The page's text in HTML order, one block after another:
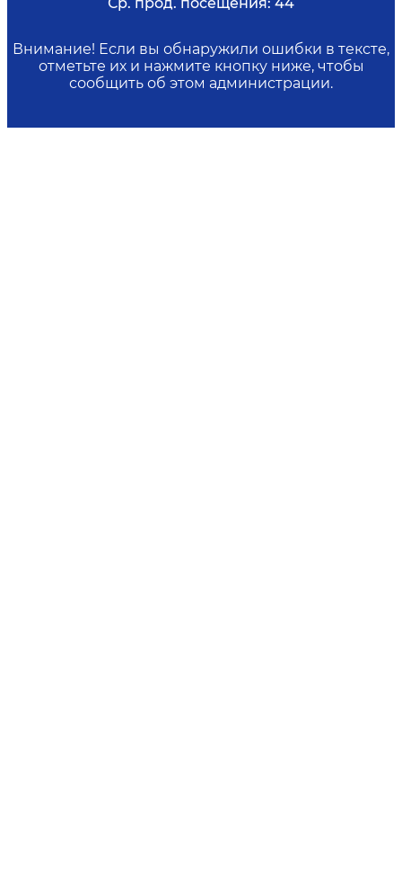
Внимание! Если вы обнаружили ошибки в тексте,
отметьте их и нажмите кнопку ниже, чтобы
сообщить об этом администрации.